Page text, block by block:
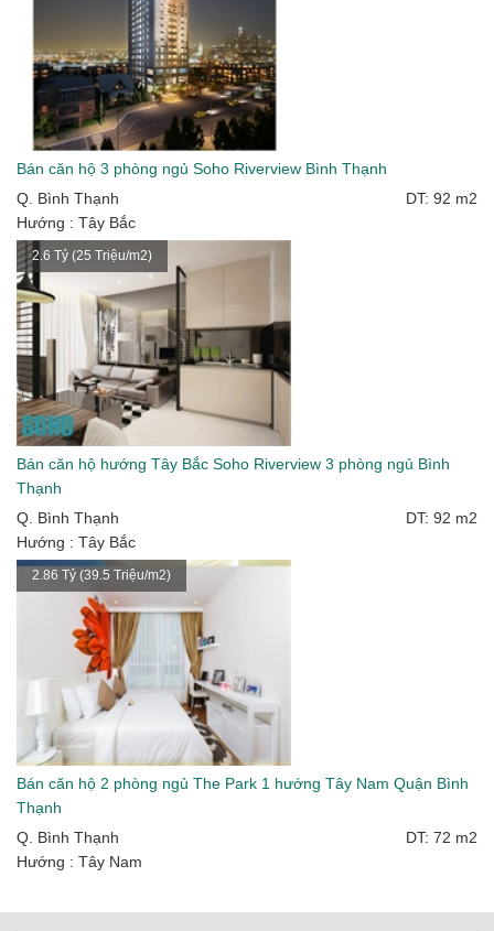
Bán căn hộ 3 phòng ngủ Soho Riverview Bình Thạnh
Q. Bình Thạnh
DT: 92 m2
Hướng : Tây Bắc
2.6 Tỷ (25 Triệu/m2)
Bán căn hộ hướng Tây Bắc Soho Riverview 3 phòng ngủ Bình
Thạnh
Q. Bình Thạnh
DT: 92 m2
Hướng : Tây Bắc
2.86 Tỷ (39.5 Triệu/m2)
Bán căn hộ 2 phòng ngủ The Park 1 hướng Tây Nam Quận Bình
Thạnh
Q. Bình Thạnh
DT: 72 m2
Hướng : Tây Nam